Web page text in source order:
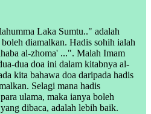
Laka Sumtu.." adalah
diamalkan. Hadis sohih ialah
al-zhoma' ...". Malah Imam
dua doa ini dalam kitabnya al-
kita bahawa doa daripada hadis
Selagi mana hadis
ulama, maka ianya boleh
dibaca, adalah lebih baik.